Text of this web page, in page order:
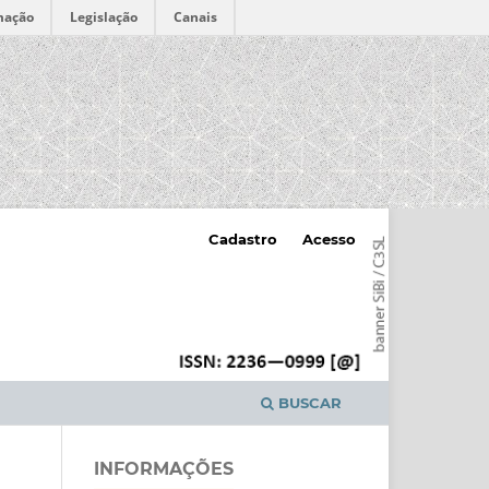
Legislação Canais
BUSCAR
Cadastro Acesso
INFORMAÇÕES